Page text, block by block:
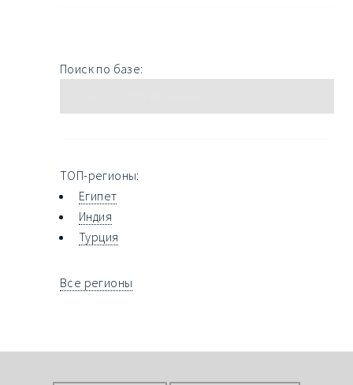
Поиск по базе:
ТОП-регионы:
Египет
Индия
Турция
Все регионы